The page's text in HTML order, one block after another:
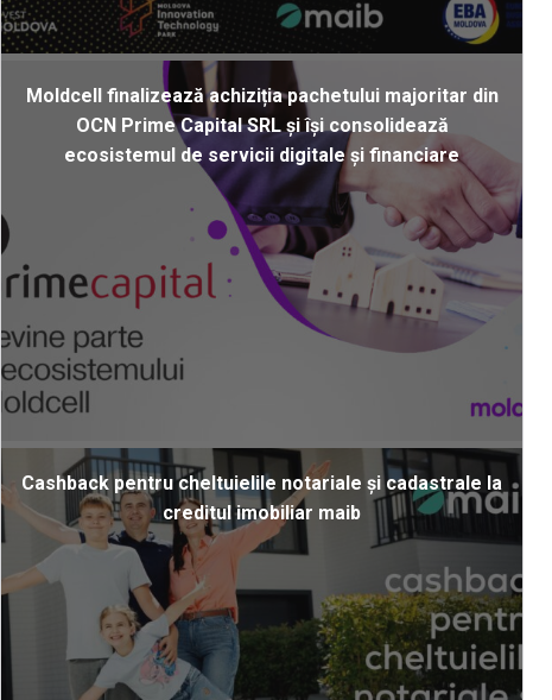
Moldcell finalizează achiziția pachetului majoritar din
OCN Prime Capital SRL și își consolidează
ecosistemul de servicii digitale și financiare
Cashback pentru cheltuielile notariale și cadastrale la
creditul imobiliar maib